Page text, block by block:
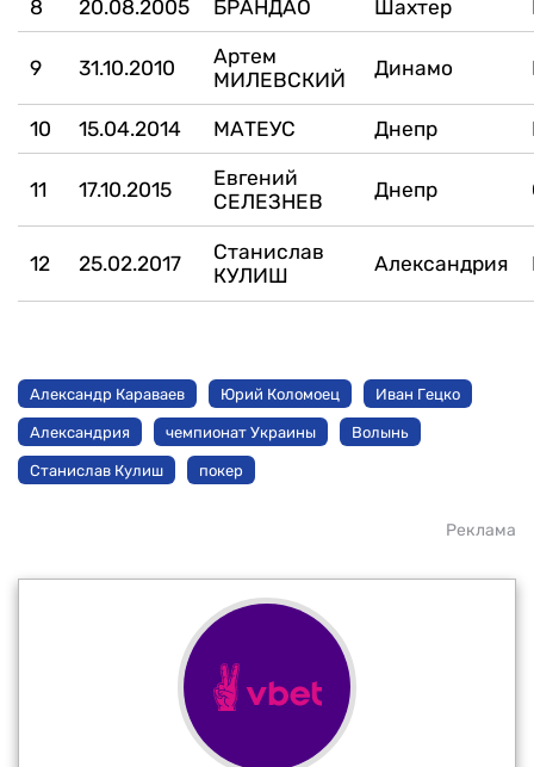
8 20.08.2005 БРАНДАО Шахтер
9 31.10.2010
Артем
МИЛЕВСКИЙ
Динамо
10 15.04.2014 МАТЕУС Днепр
11 17.10.2015
Евгений
СЕЛЕЗНЕВ
Днепр
12 25.02.2017
Станислав
КУЛИШ
Александрия
Александр Караваев Юрий Коломоец Иван Гецко
Александрия чемпионат Украины Волынь
Станислав Кулиш покер
Реклама